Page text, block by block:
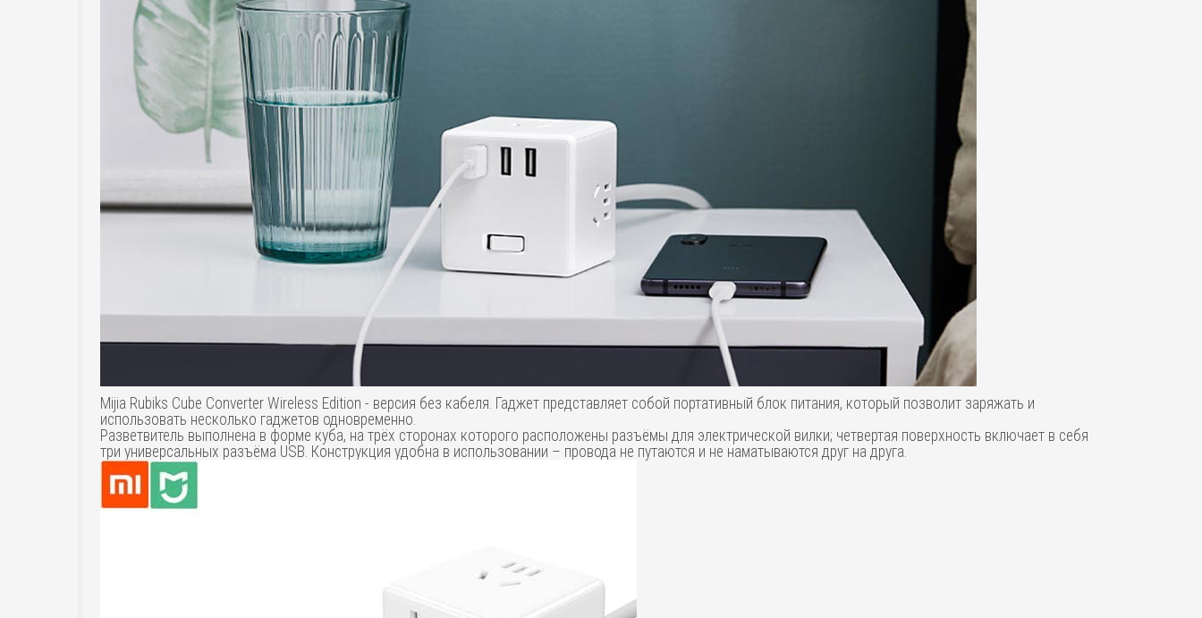
Mijia Rubiks Cube Converter Wireless Edition - версия без кабеля. Гаджет представляет собой портативный блок питания, который позволит заряжать и
использовать несколько гаджетов одновременно.
Разветвитель выполнена в форме куба, на трёх сторонах которого расположены разъёмы для электрической вилки; четвертая поверхность включает в себя
три универсальных разъёма USB. Конструкция удобна в использовании – провода не путаются и не наматываются друг на друга.